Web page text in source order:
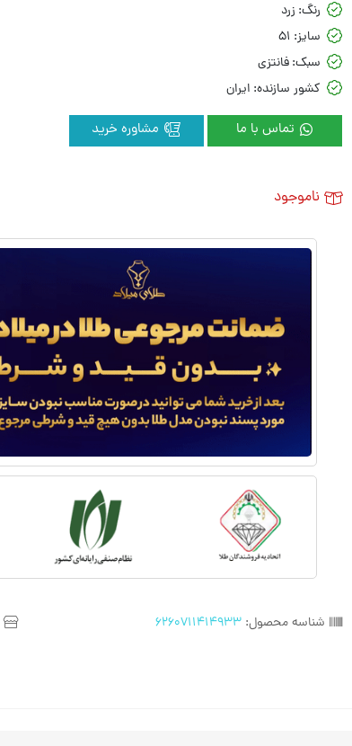
شناسه محصول:6260711414933
رنگ: زرد
سایز: 51
سبک: فانتزی
کشور سازنده: ایران
تماس با ما
ناموجود